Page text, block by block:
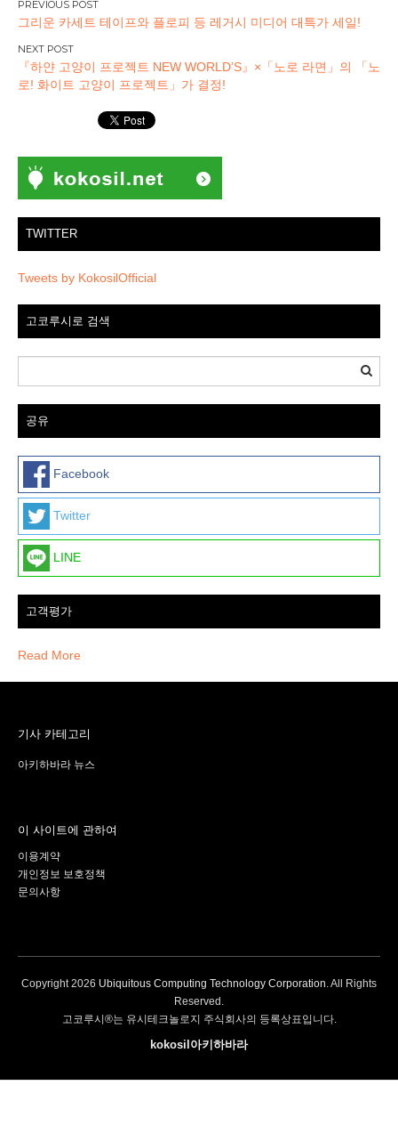
글
탐
색
그리운 카세트 테이프와 플로피 등 레거시 미디어 대특가 세일!
『하얀 고양이 프로젝트 NEW WORLD’S』×「노로 라면」의 「노
로! 화이트 고양이 프로젝트」가 결정!
TWITTER
Tweets by KokosilOfficial
고코루시로 검색
공유
Facebook
Twitter
LINE
고객평가
Read More
기사 카테고리
아키하바라 뉴스
이 사이트에 관하여
이용계약
개인정보 보호정책
문의사항
Copyright2026 Ubiquitous Computing Technology Corporation. All Rights
Reserved.
고코루시®는 유시테크놀로지 주식회사의 등록상표입니다.
kokosil아키하바라